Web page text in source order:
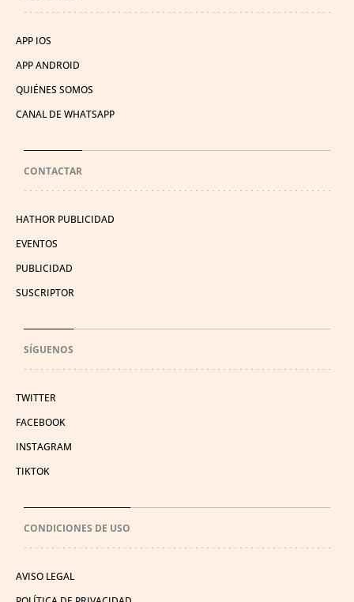
APP IOS
APP ANDROID
QUIÉNES SOMOS
CANAL DE WHATSAPP
CONTACTAR
HATHOR PUBLICIDAD
EVENTOS
PUBLICIDAD
SUSCRIPTOR
SÍGUENOS
TWITTER
FACEBOOK
INSTAGRAM
TIKTOK
CONDICIONES DE USO
AVISO LEGAL